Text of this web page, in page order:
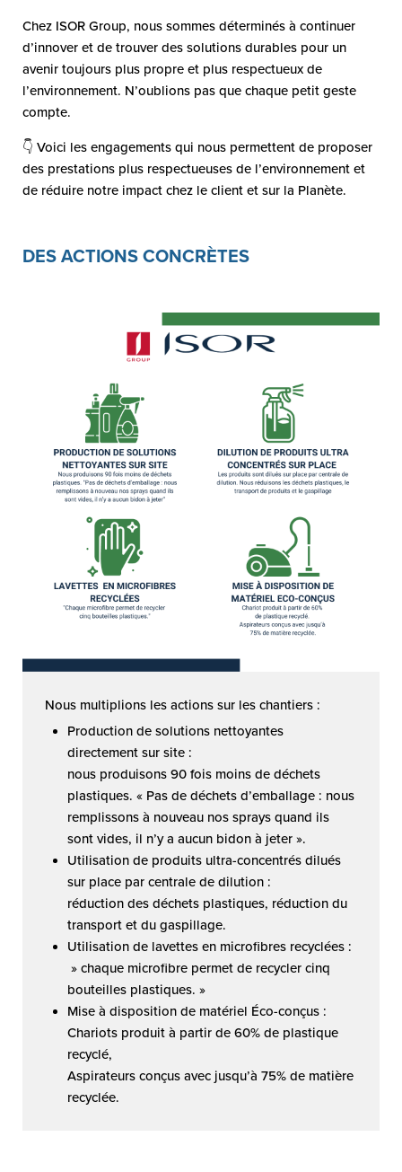
Chez ISOR Group, nous sommes déterminés à continuer
d’innover et de trouver des solutions durables pour un
avenir toujours plus propre et plus respectueux de
l’environnement. N’oublions pas que chaque petit geste
compte.
👇 Voici les engagements qui nous permettent de proposer
des prestations plus respectueuses de l’environnement et
de réduire notre impact chez le client et sur la Planète.
DES ACTIONS CONCRÈTES
Nous multiplions les actions sur les chantiers :
Production de solutions nettoyantes
directement sur site :
nous produisons 90 fois moins de déchets
plastiques. « Pas de déchets d’emballage : nous
remplissons à nouveau nos sprays quand ils
sont vides, il n’y a aucun bidon à jeter ».
Utilisation de produits ultra-concentrés dilués
sur place par centrale de dilution :
réduction des déchets plastiques, réduction du
transport et du gaspillage.
Utilisation de lavettes en microfibres recyclées :
» chaque microfibre permet de recycler cinq
bouteilles plastiques. »
Mise à disposition de matériel Éco-conçus :
Chariots produit à partir de 60% de plastique
recyclé,
Aspirateurs conçus avec jusqu’à 75% de matière
recyclée.